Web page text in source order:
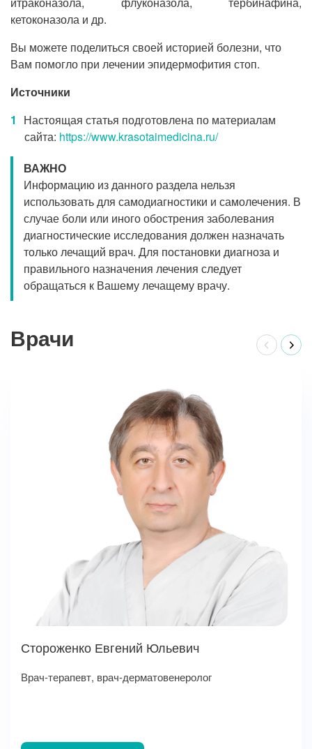
кетоконазола и др.
Вы можете поделиться своей историей болезни, что
Вам помогло при лечении эпидермофития стоп.
Источники
Настоящая статья подготовлена по материалам
сайта: https://www.krasotaimedicina.ru/
ВАЖНО
Информацию из данного раздела нельзя
использовать для самодиагностики и самолечения. В
случае боли или иного обострения заболевания
диагностические исследования должен назначать
только лечащий врач. Для постановки диагноза и
правильного назначения лечения следует
обращаться к Вашему лечащему врачу.
Врачи
Стороженко Евгений Юльевич
Врач-терапевт, врач-дерматовенеролог